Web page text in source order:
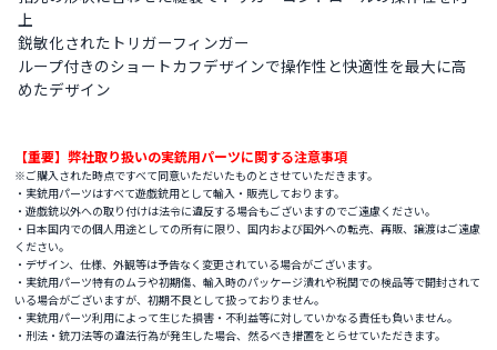
上
鋭敏化されたトリガーフィンガー
ループ付きのショートカフデザインで操作性と快適性を最大に高
めたデザイン
【重要】弊社取り扱いの実銃用パーツに関する注意事項
※ご購入された時点ですべて同意いただいたものとさせていただきます。
・実銃用パーツはすべて遊戯銃用として輸入・販売しております。
・遊戯銃以外への取り付けは法令に違反する場合もございますのでご遠慮ください。
・日本国内での個人用途としての所有に限り、国内および国外への転売、再販、譲渡はご遠慮
ください。
・デザイン、仕様、外観等は予告なく変更されている場合がございます。
・実銃用パーツ特有のムラや初期傷、輸入時のパッケージ潰れや税関での検品等で開封されて
いる場合がございますが、初期不良として扱っておりません。
・実銃用パーツ利用によって生じた損害・不利益等に対していかなる責任も負いません。
・刑法・銃刀法等の違法行為が発生した場合、然るべき措置をとらせていただきます。